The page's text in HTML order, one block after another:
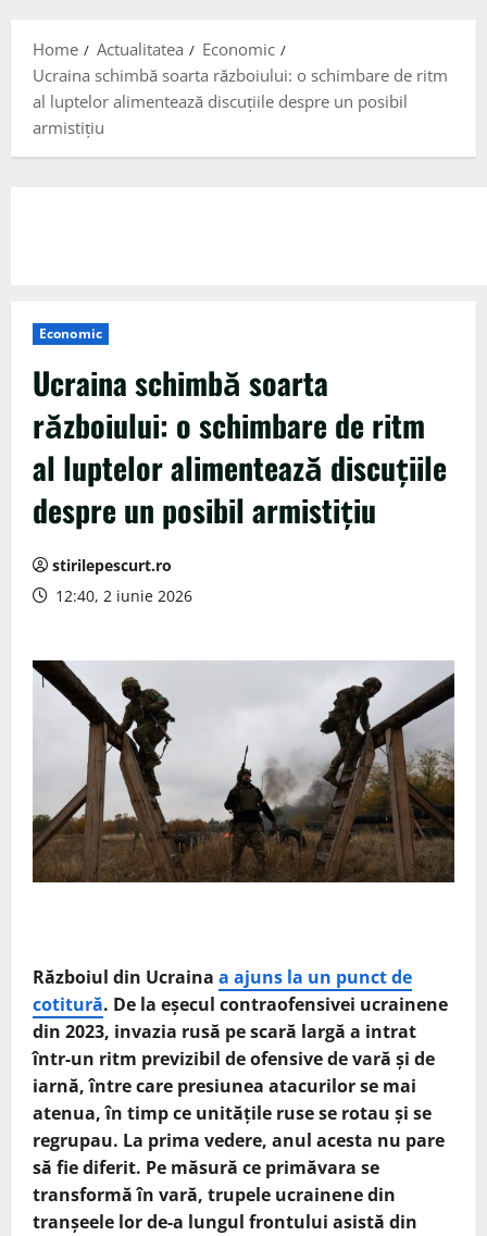
Home Actualitatea
Economic
Ucraina schimbă soarta războiului: o schimbare de ritm
al luptelor alimentează discuțiile despre un posibil
armistițiu
Economic
Ucraina schimbă soarta
războiului: o schimbare de ritm
al luptelor alimentează discuțiile
despre un posibil armistițiu
stirilepescurt.ro
12:40, 2 iunie 2026
Războiul din Ucraina a ajuns la un punct de
cotitură. De la eșecul contraofensivei ucrainene
din 2023, invazia rusă pe scară largă a intrat
într-un ritm previzibil de ofensive de vară și de
iarnă, între care presiunea atacurilor se mai
atenua, în timp ce unitățile ruse se rotau și se
regrupau. La prima vedere, anul acesta nu pare
să fie diferit. Pe măsură ce primăvara se
transformă în vară, trupele ucrainene din
tranșeele lor de-a lungul frontului asistă din